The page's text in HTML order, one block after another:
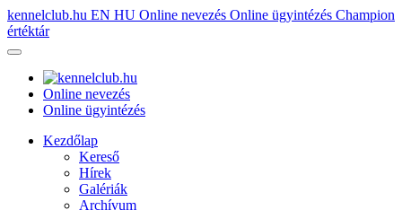
kennelclub.hu EN HU Online nevezés Online ügyintézés Champion
értéktár
Online nevezés
Online ügyintézés
Kezdőlap
Kereső
Hírek
Galériák
Archívum